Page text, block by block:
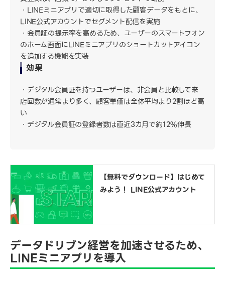
LINEミニアプリで適切に取得した顧客データをもとに、
LINE公式アカウントでセグメント配信を実施
会員証の提示率を高めるため、ユーザーのスマートフォン
のホーム画面にLINEミニアプリのショートカットアイコン
を追加する機能を実装
効果
デジタル会員証を持つユーザーは、非会員と比較して来
店回数が通常より多く、顧客単価は全体平均より2割ほど高
い
デジタル会員証の登録者数は直近3カ月で約12%伸長
【無料でダウンロード】はじめて
みよう！ LINE公式アカウント
データドリブン経営を加速させるため、
LINEミニアプリを導入